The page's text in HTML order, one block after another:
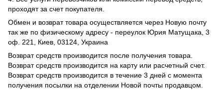
проходят за счет покупателя.
Обмен и возврат товара осуществляется через Новую почту
так же по физическому адресу - переулок Юрия Матущака, 3
оф. 221, Киев, 03124, Украина
Возврат средств производится после получения товара.
Возврат средств производится на карту или расчетный счет.
Возврат средств производится в течение 3 дней с момента
получения посылки на отделении Новой почты продавцом.